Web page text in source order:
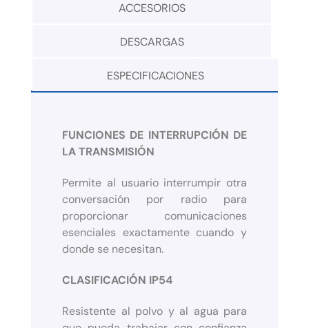
ACCESORIOS
DESCARGAS
ESPECIFICACIONES
FUNCIONES DE INTERRUPCIÓN DE
LA TRANSMISIÓN
Permite al usuario interrumpir otra
conversación por radio para
proporcionar comunicaciones
esenciales exactamente cuando y
donde se necesitan.
CLASIFICACIÓN IP54
Resistente al polvo y al agua para